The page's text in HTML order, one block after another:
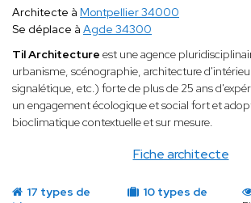
Fiche architecte
Architecte à Montpellier 34000
Se déplace à Agde 34300
Til Architecture est une agence
urbanisme, scénographie, architecture
signalétique, etc.) forte de plus de 25 ans
un engagement écologique et social fort et
bioclimatique contextuelle et sur mesure.
17 types de
10 types de